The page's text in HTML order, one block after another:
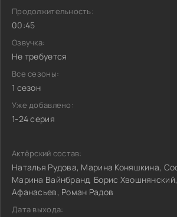
Продолжительность:
00:45
Озвучка:
Не требуется
Все сезоны:
1 сезон
Уже добавлено:
1-24 серия
Актёрский состав:
Наталья Рудова, Марина Коняшкина,
Марина Вайнбранд, Борис
Афанасьев, Роман Радов
Дата выхода: